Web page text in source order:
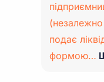
(незалежно
подає
формою…